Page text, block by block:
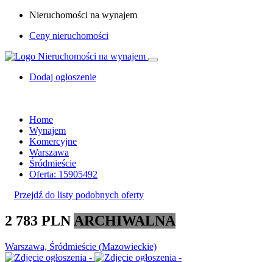
Nieruchomości na wynajem
Ceny nieruchomości
Dodaj ogłoszenie
Home
Wynajem
Komercyjne
Warszawa
Śródmieście
Oferta: 15905492
Przejdź do listy podobnych oferty
2 783 PLN ARCHIWALNA
Warszawa, Śródmieście (Mazowieckie)